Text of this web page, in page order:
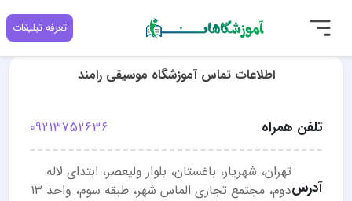
تعرفه تبلیغات
اطلاعات تماس آموزشگاه موسیقی رامند
تلفن همراه 09213752636
آدرس
تهران، شهریار، باغستان، بلوار ولیعصر، ابتدای لاله
دوم، مجتمع تجاری الماس شهر، طبقه سوم، واحد ۱۳